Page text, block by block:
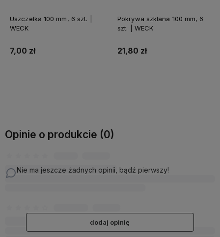
Uszczelka 100 mm, 6 szt. |
WECK
7,00 zł
Pokrywa szklana 100 mm, 6
szt. | WECK
21,80 zł
Opinie o produkcie (0)
Nie ma jeszcze żadnych opinii, bądź pierwszy!
dodaj opinię